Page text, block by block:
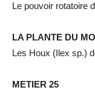
Le pouvoir rotatoire
LA PLANTE DU
Les Houx (Ilex sp.)
METIER 25